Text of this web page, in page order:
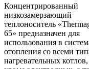
Концентрированный
низкозамерзающий
теплоноситель
65» предназначен для
использования в
отопления со всеми
нагревательных котлов,